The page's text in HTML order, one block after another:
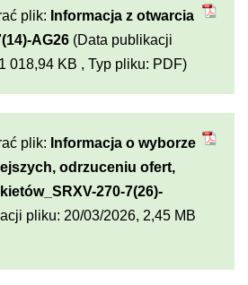
plik: Informacja z otwarcia
AG26 (Data publikacji
018,94 KB , Typ pliku: PDF)
plik: Informacja o wyborze
odrzuceniu ofert,
270-7(26)-
pliku: 20/03/2026, 2,45 MB